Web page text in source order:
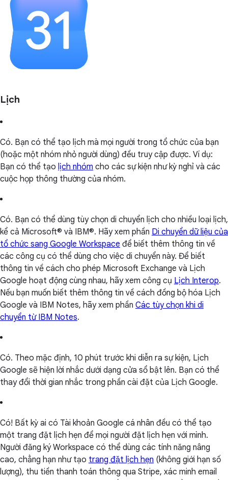
Lịch
Có. Bạn có thể tạo lịch mà mọi người trong tổ chức của bạn
(hoặc một nhóm nhỏ người dùng) đều truy cập được. Ví dụ:
Bạn có thể tạo lịch nhóm cho các sự kiện như kỳ nghỉ và các
cuộc họp thông thường của nhóm.
Có. Bạn có thể dùng tùy chọn di chuyển lịch cho nhiều loại lịch,
kể cả Microsoft® và IBM®. Hãy xem phần Di chuyển dữ liệu của
tổ chức sang Google Workspace để biết thêm thông tin về
các công cụ có thể dùng cho việc di chuyển này. Để biết
thông tin về cách cho phép Microsoft Exchange và Lịch
Google hoạt động cùng nhau, hãy xem công cụ Lịch Interop.
Nếu bạn muốn biết thêm thông tin về cách đồng bộ hóa Lịch
Google và IBM Notes, hãy xem phần Các tùy chọn khi di
chuyển từ IBM Notes.
Có. Theo mặc định, 10 phút trước khi diễn ra sự kiện, Lịch
Google sẽ hiện lời nhắc dưới dạng cửa sổ bật lên. Bạn có thể
thay đổi thời gian nhắc trong phần cài đặt của Lịch Google.
Có! Bất kỳ ai có Tài khoản Google cá nhân đều có thể tạo
một trang đặt lịch hẹn để mọi người đặt lịch hẹn với mình.
Người đăng ký Workspace có thể dùng các tính năng nâng
cao, chẳng hạn như tạo trang đặt lịch hẹn (không giới hạn số
lượng), thu tiền thanh toán thông qua Stripe, xác minh email